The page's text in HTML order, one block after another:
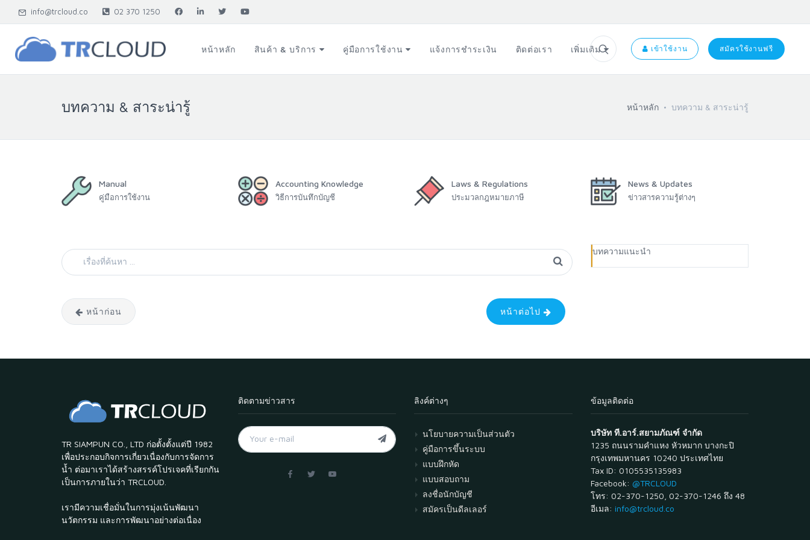
info@trcloud.co 02 370 1250
หน้าหลัก สินค้า & บริการ คู่มือการใช้งาน แจ้งการชำระเงิน ติดต่อเรา เพิ่มเติม เข้าใช้งาน สมัครใช้งานฟรี
บทความ & สาระน่ารู้ หน้าหลัก บทความ & สาระน่ารู้
Manual
คู่มือการใช้งาน
Accounting Knowledge
วิธีการบันทึกบัญชี
Laws & Regulations
ประมวลกฎหมายภาษี
News & Updates
ข่าวสารความรู้ต่างๆ
หน้าก่อน หน้าต่อไป
บทความแนะนำ
TR SIAMPUN CO., LTD ก่อตั้งตั้งแต่ปี 1982
เพื่อประกอบกิจการเกี่ยวเนื่องกับการจัดการ
น้ำ ต่อมาเราได้สร้างสรรค์โปรเจคที่เรียกกัน
เป็นการภายในว่า TRCLOUD.
เรามีความเชื่อมั่นในการมุ่งเน้นพัฒนา
นวัตกรรม และการพัฒนาอย่างต่อเนื่อง
ติดตามข่าวสาร ลิงค์ต่างๆ
นโยบายความเป็นส่วนตัว
คู่มือการขึ้นระบบ
แบบฝึกหัด
แบบสอบถาม
ลงชื่อนักบัญชี
สมัครเป็นดีลเลอร์
ข้อมูลติดต่อ
บริษัท ที.อาร์.สยามภัณฑ์ จำกัด
1235 ถนนรามคำแหง หัวหมาก บางกะปิ
กรุงเทพมหานคร 10240 ประเทศไทย
Tax ID: 0105535135983
Facebook: @TRCLOUD
โทร: 02-370-1250, 02-370-1246 ถึง 48
อีเมล: info@trcloud.co